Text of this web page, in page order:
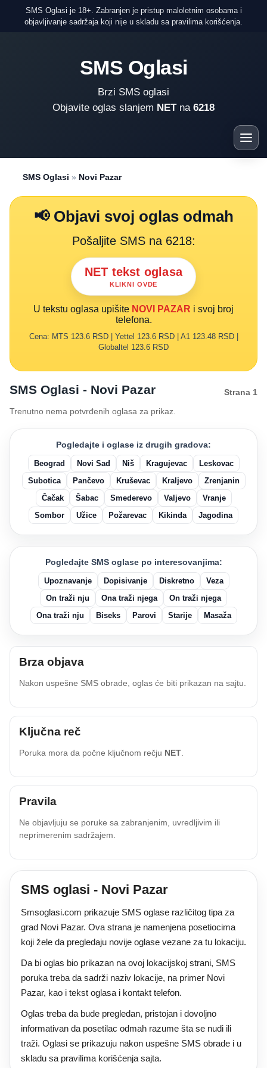
SMS Oglasi je 18+. Zabranjen je pristup maloletnim osobama i
objavljivanje sadržaja koji nije u skladu sa pravilima korišćenja.
SMS Oglasi
Brzi SMS oglasi
Objavite oglas slanjem NETna 6218
SMS Oglasi » Novi Pazar
📢 Objavi svoj oglas odmah
Pošaljite SMS na 6218:
NET tekst oglasa
KLIKNI OVDE
U tekstu oglasa upišite NOVI PAZAR i svoj broj
telefona.
Cena: MTS 123.6 RSD | Yettel 123.6 RSD | A1 123.48 RSD |
Globaltel 123.6 RSD
SMS Oglasi - Novi Pazar
Strana 1
Trenutno nema potvrđenih oglasa za prikaz.
Pogledajte i oglase iz drugih gradova:
Beograd Novi Sad Niš Kragujevac
Leskovac
Subotica
Pančevo Kruševac Kraljevo
Zrenjanin
Čačak
Šabac Smederevo Valjevo
Vranje
Sombor
Užice Požarevac Kikinda Jagodina
Pogledajte SMS oglase po interesovanjima:
Upoznavanje Dopisivanje Diskretno
Veza
On traži nju
Ona traži njega
On traži njega
Ona traži nju
Biseks Parovi Starije Masaža
Brza objava
Nakon uspešne SMS obrade, oglas će biti prikazan na sajtu.
Ključna reč
Poruka mora da počne ključnom rečju NET
Pravila
Ne objavljuju se poruke sa zabranjenim, uvredljivim ili
neprimerenim sadržajem.
SMS oglasi - Novi Pazar
Smsoglasi.com prikazuje SMS oglase različitog tipa za
grad Novi Pazar. Ova strana je namenjena posetiocima
koji žele da pregledaju novije oglase vezane za tu lokaciju.
Da bi oglas bio prikazan na ovoj lokacijskoj strani, SMS
poruka treba da sadrži naziv lokacije, na primer Novi
Pazar, kao i tekst oglasa i kontakt telefon.
Oglas treba da bude pregledan, pristojan i dovoljno
informativan da posetilac odmah razume šta se nudi ili
traži. Oglasi se prikazuju nakon uspešne SMS obrade i u
skladu sa pravilima korišćenja sajta.